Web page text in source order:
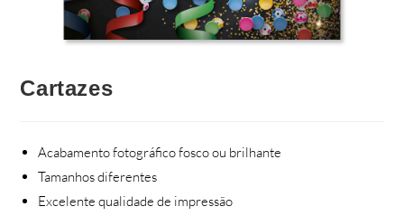
Cartazes
Acabamento fotográfico fosco ou brilhante
Tamanhos diferentes
Excelente qualidade de impressão